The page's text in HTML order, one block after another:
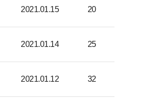
2021.01.15 20
2021.01.14 25
2021.01.12 32